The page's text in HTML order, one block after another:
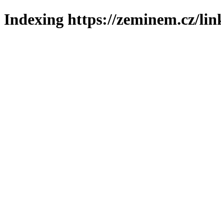
Indexing https://zeminem.cz/